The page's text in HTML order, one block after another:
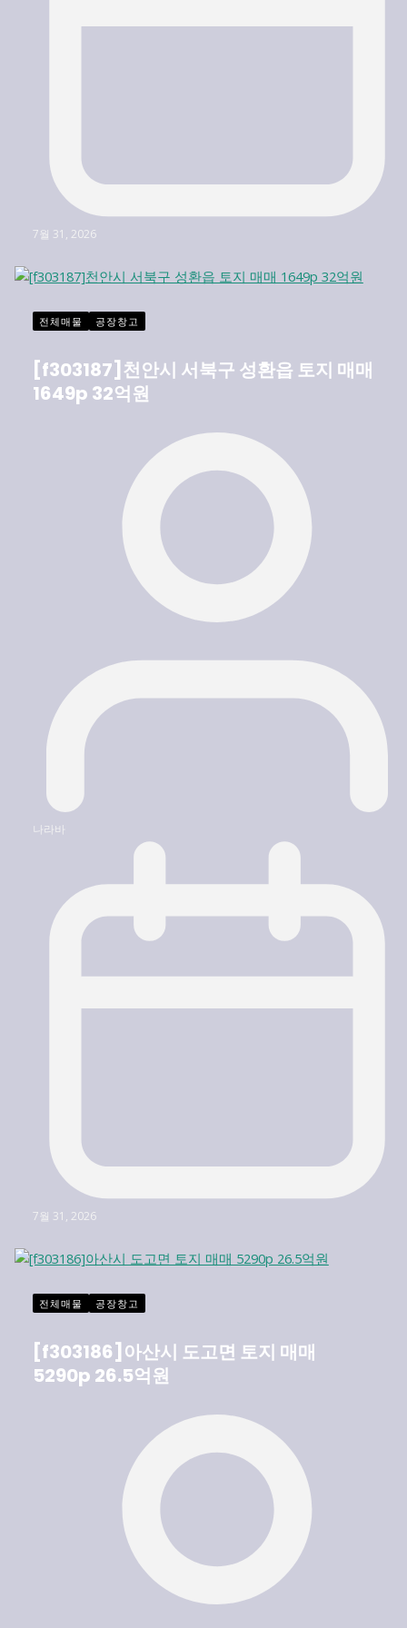
7월 31, 2026
전체매물 공장창고
[f303187]천안시 서북구 성환읍 토지 매매
1649p 32억원
나라바
7월 31, 2026
전체매물 공장창고
[f303186]아산시 도고면 토지 매매
5290p 26.5억원